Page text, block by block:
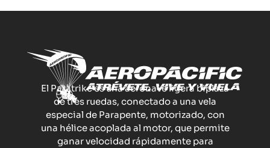
El Paratrike es una aeronave ligera biplaza
de tres ruedas, conectado a una vela
especial de Parapente, motorizado, con
una hélice acoplada al motor, que permite
ganar velocidad rápidamente para